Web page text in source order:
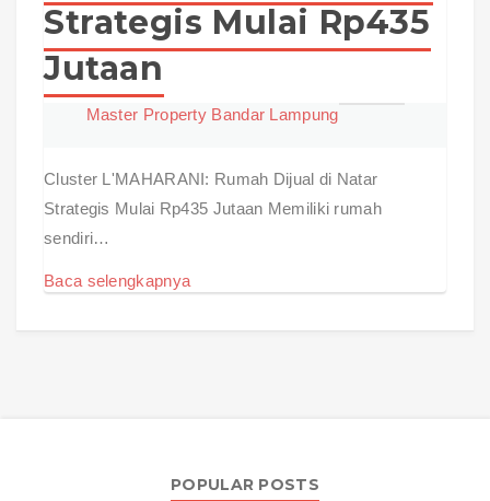
Strategis Mulai Rp435
Jutaan
Master Property Bandar Lampung
Cluster L'MAHARANI: Rumah Dijual di Natar
Strategis Mulai Rp435 Jutaan Memiliki rumah
sendiri…
Baca selengkapnya
POPULAR POSTS